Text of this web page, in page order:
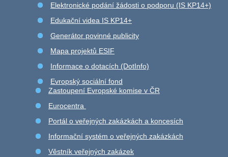
Elektronické podání žádosti o podporu (IS KP14+)
Edukační videa IS KP14+
Generátor povinné publicity
Mapa projektů ESIF
Informace o dotacích (DotInfo)
Evropský sociální fond
Zastoupení Evropské komise v ČR
Eurocentra
Portál o veřejných zakázkách a koncesích
Informační systém o veřejných zakázkách
Věstník veřejných zakázek